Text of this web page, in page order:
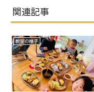
関連記事
教室の様子